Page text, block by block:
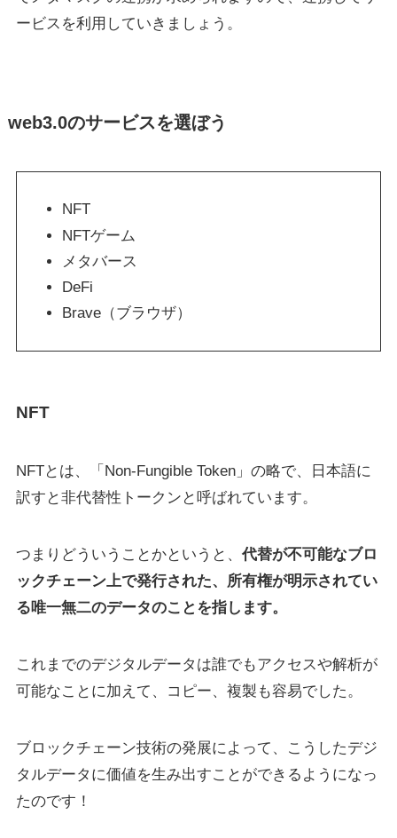
ービスを利用していきましょう。
web3.0のサービスを選ぼう
NFT
NFTゲーム
メタバース
DeFi
Brave（ブラウザ）
NFT
NFTとは、「Non-Fungible Token」の略で、日本語に
訳すと非代替性トークンと呼ばれています。
つまりどういうことかというと、 代替が不可能なブロ
ックチェーン上で発行された、所有権が明示されてい
る唯一無二のデータのことを指します。
これまでのデジタルデータは誰でもアクセスや解析が
可能なことに加えて、コピー、複製も容易でした。
ブロックチェーン技術の発展によって、こうしたデジ
タルデータに価値を生み出すことができるようになっ
たのです！